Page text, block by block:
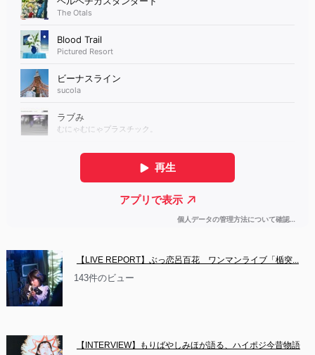
【LIVE REPORT】ぶっ恋呂百花　ワンマンライブ「楯突...
143件のビュー
【INTERVIEW】もりばやしみほが語る、ハイポジ今昔物語